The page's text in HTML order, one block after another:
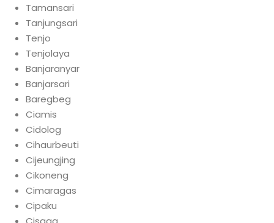
Tamansari
Tanjungsari
Tenjo
Tenjolaya
Banjaranyar
Banjarsari
Baregbeg
Ciamis
Cidolog
Cihaurbeuti
Cijeungjing
Cikoneng
Cimaragas
Cipaku